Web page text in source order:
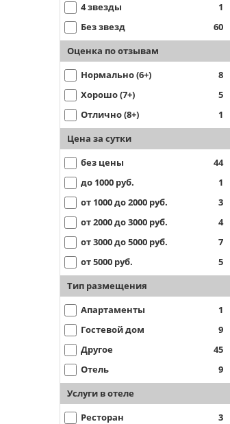
4 звезды
1
Без звезд
60
Оценка по отзывам
Нормально (6+)
8
Хорошо (7+)
5
Отлично (8+)
1
Цена за сутки
без цены
44
до 1000 руб.
1
от 1000 до 2000 руб.
3
от 2000 до 3000 руб.
4
от 3000 до 5000 руб.
7
от 5000 руб.
5
Тип размещения
Апартаменты
1
Гостевой дом
9
Другое
45
Отель
9
Услуги в отеле
Ресторан
3